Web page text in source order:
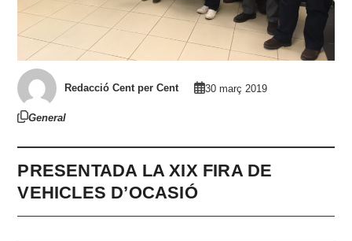
Redacció Cent per Cent 30 març 2019
General
PRESENTADA LA XIX FIRA DE
VEHICLES D’OCASIÓ